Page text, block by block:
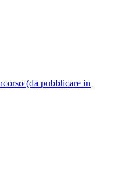
(da pubblicare in